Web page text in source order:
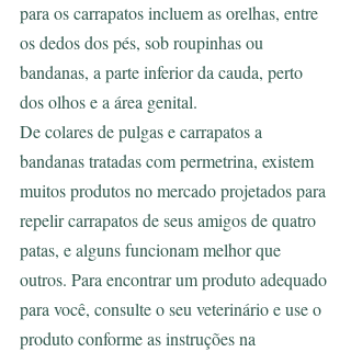
para os carrapatos incluem as orelhas, entre
os dedos dos pés, sob roupinhas ou
bandanas, a parte inferior da cauda, perto
dos olhos e a área genital.
De colares de pulgas e carrapatos a
bandanas tratadas com permetrina, existem
muitos produtos no mercado projetados para
repelir carrapatos de seus amigos de quatro
patas, e alguns funcionam melhor que
outros. Para encontrar um produto adequado
para você, consulte o seu veterinário e use o
produto conforme as instruções na